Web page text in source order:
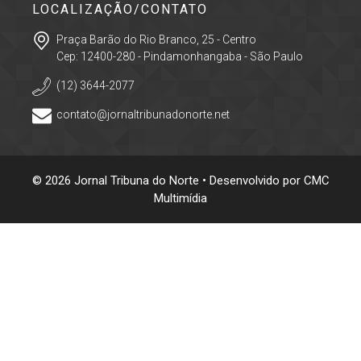
LOCALIZAÇÃO/CONTATO
Praça Barão do Rio Branco, 25 - Centro
Cep: 12400-280 - Pindamonhangaba - São Paulo
(12) 3644-2077
contato@jornaltribunadonorte.net
© 2026 Jornal Tribuna do Norte • Desenvolvido por CMC
Multimídia